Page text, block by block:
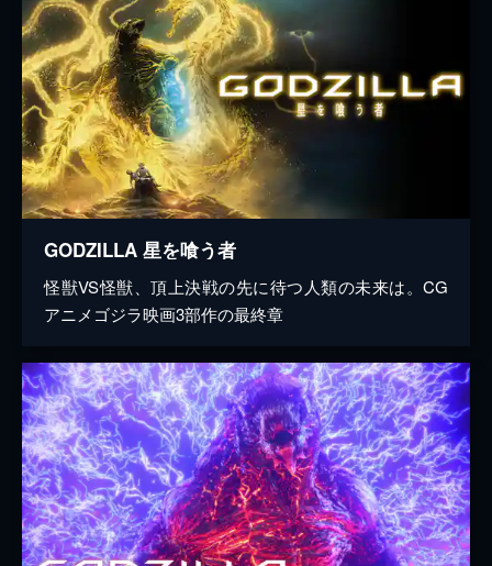
GODZILLA 星を喰う者
怪獣VS怪獣、頂上決戦の先に待つ人類の未来は。CG
アニメゴジラ映画3部作の最終章